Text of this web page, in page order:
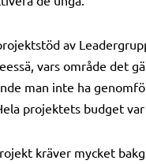
av
vars område det
man inte ha
projektets budget var
kräver mycket